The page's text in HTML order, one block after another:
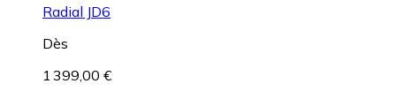
Radial JD6
Dès
1 399,00 €